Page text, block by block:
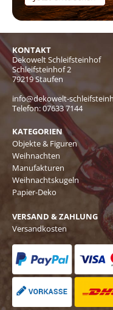
KONTAKT
Dekowelt Schleifsteinhof
Schleifsteinhof 2
79219 Staufen
info@dekowelt-
Telefon:07633 7144
KATEGORIEN
Objekte & Figuren
Weihnachten
Manufakturen
Weihnachtskugeln
Papier-Deko
VERSAND & ZAHLUNG
Versandkosten